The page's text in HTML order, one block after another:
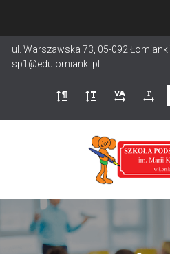
treści
ul. Warszawska 73, 05-092 Łomianki
sp1@edulomianki.pl